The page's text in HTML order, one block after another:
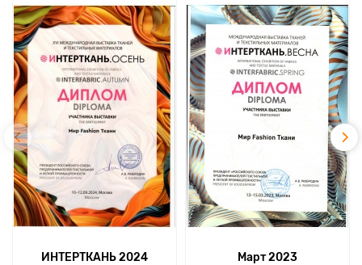
ИНТЕРТКАНЬ 2024 Март 2023